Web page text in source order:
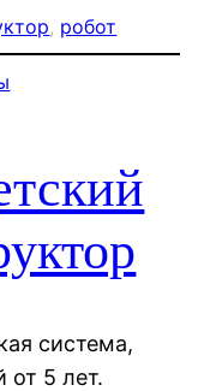
, робот
система,
от 5 лет.